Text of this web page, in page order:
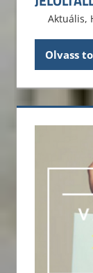
2020.
ELTE ÁJK
Aktuális,
Olvass